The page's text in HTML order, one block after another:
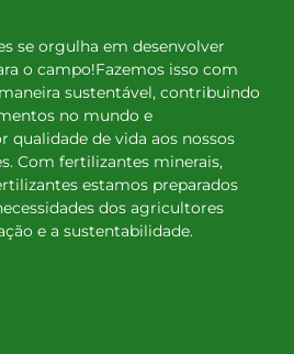
se orgulha em desenvolver
o campo!Fazemos isso com
sustentável, contribuindo
no mundo e
qualidade de vida aos nossos
Com fertilizantes minerais,
estamos preparados
dos agricultores
e a sustentabilidade.